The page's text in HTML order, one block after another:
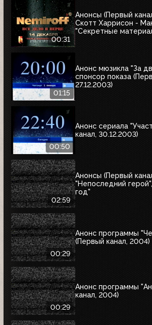
00:31
Анонсы (Первый
Скотт Харрисон -
"Секретные
01:15
Анонс мюзикла "За
спонсор показа
27.12.2003)
00:50
Анонс сериала
канал, 30.12.2003)
02:59
Анонсы (Первый
"Непоследний
год"
00:29
Анонс программы
(Первый канал, 2004)
00:29
Анонс программы
канал, 2004)